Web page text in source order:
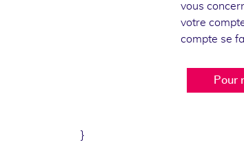
vous
votre
compte se
Pour
}